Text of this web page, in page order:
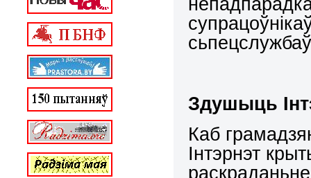
Здушыць
Каб
Інтэрнэт
раскраданьне